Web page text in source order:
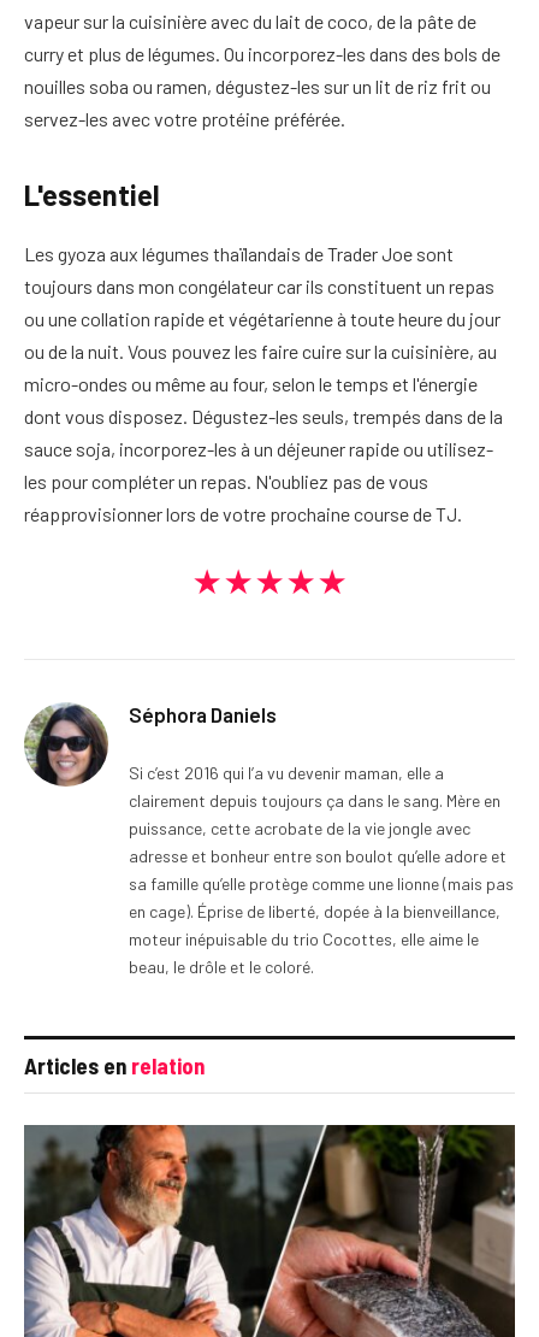
vapeur sur la cuisinière avec du lait de coco, de la pâte de
curry et plus de légumes. Ou incorporez-les dans des bols de
nouilles soba ou ramen, dégustez-les sur un lit de riz frit ou
servez-les avec votre protéine préférée.
L'essentiel
Les gyoza aux légumes thaïlandais de Trader Joe sont
toujours dans mon congélateur car ils constituent un repas
ou une collation rapide et végétarienne à toute heure du jour
ou de la nuit. Vous pouvez les faire cuire sur la cuisinière, au
micro-ondes ou même au four, selon le temps et l'énergie
dont vous disposez. Dégustez-les seuls, trempés dans de la
sauce soja, incorporez-les à un déjeuner rapide ou utilisez-
les pour compléter un repas. N'oubliez pas de vous
réapprovisionner lors de votre prochaine course de TJ.
★★★★★
Séphora Daniels
Si c’est 2016 qui l’a vu devenir maman, elle a
clairement depuis toujours ça dans le sang. Mère en
puissance, cette acrobate de la vie jongle avec
adresse et bonheur entre son boulot qu’elle adore et
sa famille qu’elle protège comme une lionne (mais pas
en cage). Éprise de liberté, dopée à la bienveillance,
moteur inépuisable du trio Cocottes, elle aime le
beau, le drôle et le coloré.
Articles en relation